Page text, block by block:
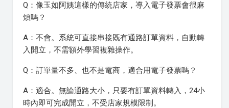
Q：像玉如阿姨這樣的傳統店家，導入電子發票會很麻
煩嗎？
A：不會。系統可直接串接既有通路訂單資料，自動轉
入開立，不需額外學習複雜操作。
Q：訂單量不多、也不是電商，適合用電子發票嗎？
A：適合。無論通路大小，只要有訂單資料轉入，24小
時內即可完成開立，不受店家規模限制。